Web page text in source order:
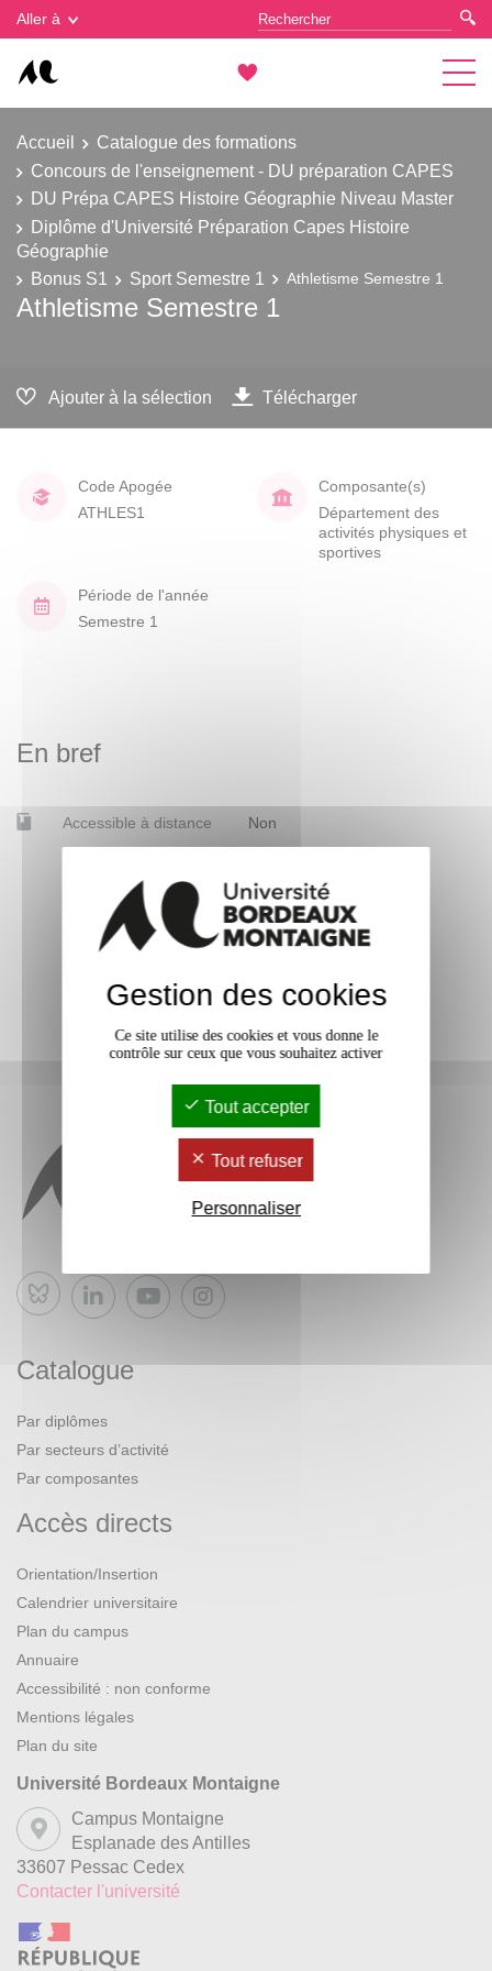
Aller à
Accueil
Catalogue des formations
Concours de l'enseignement - DU préparation CAPES
DU Prépa CAPES Histoire Géographie Niveau Master
Diplôme d'Université Préparation Capes Histoire
Géographie
Bonus S1
Sport Semestre 1 Athletisme Semestre 1
Athletisme Semestre 1
Ajouter à la sélection Télécharger
Code Apogée
ATHLES1
Composante(s)
Département des
activités physiques et
sportives
Période de l'année
Semestre 1
En bref
Accessible à distance Non
Bluesky
Catalogue
Par diplômes
Par secteurs d’activité
Par composantes
Accès directs
Orientation/Insertion
Calendrier universitaire
Plan du campus
Annuaire
Accessibilité : non conforme
Mentions légales
Plan du site
Université Bordeaux Montaigne
Campus Montaigne
Esplanade des Antilles
33607 Pessac Cedex
Contacter l'université
Gestion des cookies
Gestion des cookies
Ce site utilise des cookies et vous donne le
contrôle sur ceux que vous souhaitez activer
Tout accepter
Tout refuser
Personnaliser